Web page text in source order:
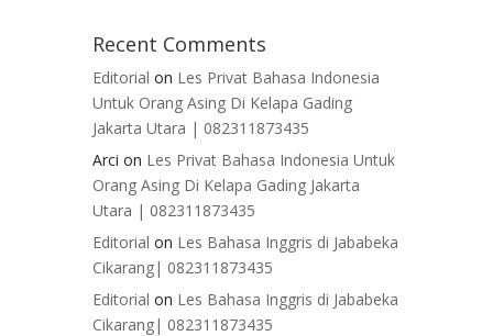
Recent Comments
Editorial on Les Privat Bahasa Indonesia
Untuk Orang Asing Di Kelapa Gading
Jakarta Utara | 082311873435
Arci on Les Privat Bahasa Indonesia Untuk
Orang Asing Di Kelapa Gading Jakarta
Utara | 082311873435
Editorial on Les Bahasa Inggris di Jababeka
Cikarang| 082311873435
Editorial on Les Bahasa Inggris di Jababeka
Cikarang| 082311873435